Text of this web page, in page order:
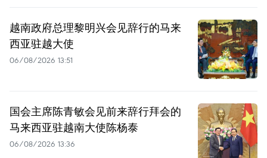
越南政府总理黎明兴会见辞行的马来
西亚驻越大使
06/08/2026 13:51
国会主席陈青敏会见前来辞行拜会的
马来西亚驻越南大使陈杨泰
06/08/2026 13:36